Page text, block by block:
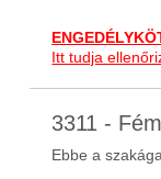
Itt tudja
3311 -
Ebbe a